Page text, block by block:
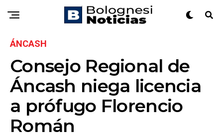
ÁNCASH
Consejo Regional de
Áncash niega licencia
a prófugo Florencio
Román